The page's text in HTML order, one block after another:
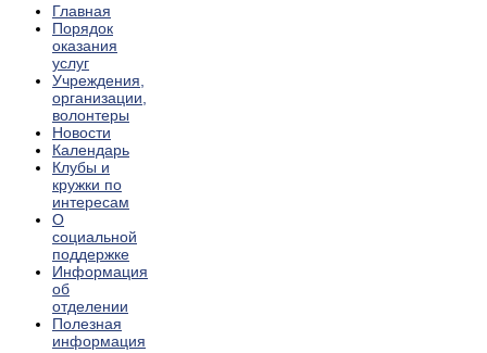
Главная
Порядок
оказания
услуг
Учреждения,
организации,
волонтеры
Новости
Календарь
Клубы и
кружки по
интересам
О
социальной
поддержке
Информация
об
отделении
Полезная
информация